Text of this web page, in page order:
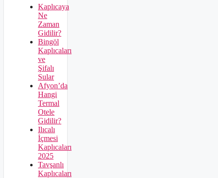
Kaplıcaya
Ne
Zaman
Gidilir?
Bingöl
Kaplıcaları
ve
Şifalı
Sular
Afyon’da
Hangi
Termal
Otele
Gidilir?
Ilıcalı
İçmesi
Kaplıcaları
2025
Tavşanlı
Kaplıcaları